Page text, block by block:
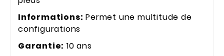
Informations: Permet une multitude de
configurations
Garantie: 10 ans